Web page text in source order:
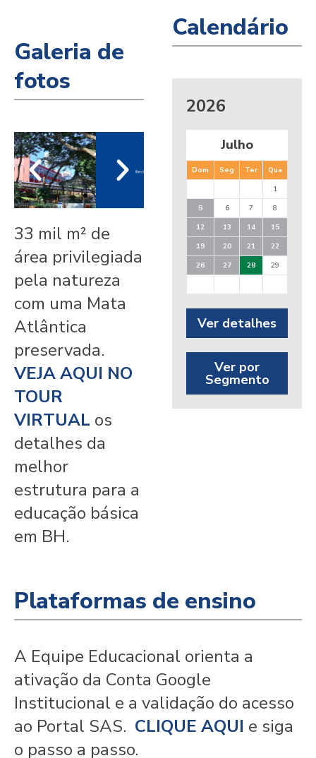
Galeria de
fotos
33 mil m² de
área privilegiada
pela natureza
com uma Mata
Atlântica
preservada.
VEJA AQUI NO
TOUR
VIRTUAL os
detalhes da
melhor
estrutura para a
educação básica
em BH.
Calendário
2026
Julho
Dom Seg Ter Qua
1
5
6 7 8
12
13 14 15
19
20 21 22
26
27 28 29
Ver detalhes
Ver por
Segmento
Plataformas de ensino
A Equipe Educacional orienta a
ativação da Conta Google
Institucional e a validação do acesso
ao Portal SAS. CLIQUE AQUI e siga
o passo a passo.